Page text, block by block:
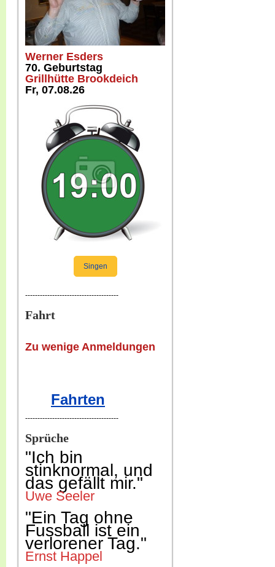
Werner Esders
70. Geburtstag
Grillhütte Brookdeich
Fr, 07.08.26
Singen
--------------------------------------
Fahrt
Zu wenige Anmeldungen
Fahrten
--------------------------------------
Sprüche
"Ich bin
stinknormal, und
das gefällt mir."
Uwe Seeler
"Ein Tag ohne
Fussball ist ein
verlorener Tag."
Ernst Happel